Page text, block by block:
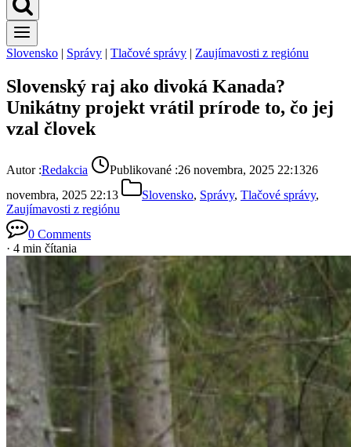
Slovensko | Správy | Tlačové správy | Zaujímavosti z regiónu
Slovenský raj ako divoká Kanada?
Unikátny projekt vrátil prírode to, čo jej
vzal človek
Autor :Redakcia Publikované :26 novembra, 2025 22:1326
novembra, 2025 22:13
Slovensko, Správy, Tlačové správy,
Zaujímavosti z regiónu
0 Comments
· 4 min čítania